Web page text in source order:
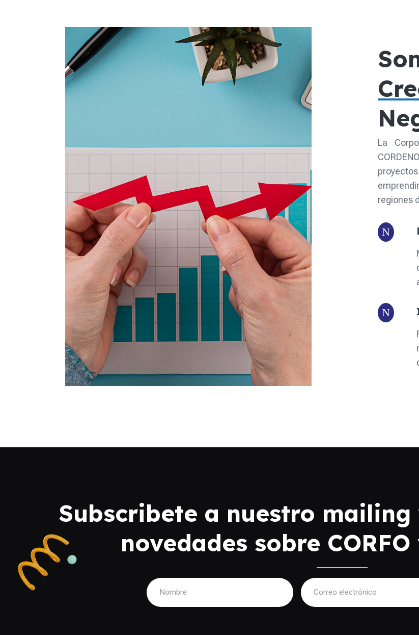
La
regiones
N
N
Subscribete a nuestro
novedades sobre CORFO